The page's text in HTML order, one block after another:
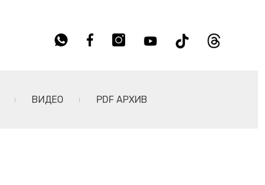
ВИДЕО PDF АРХИВ